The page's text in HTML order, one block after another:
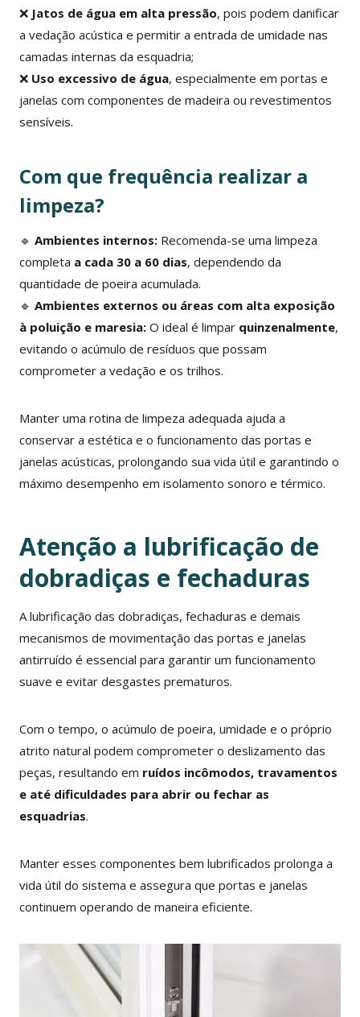
❌ Jatos de água em alta pressão, pois podem danificar
a vedação acústica e permitir a entrada de umidade nas
camadas internas da esquadria;
❌ Uso excessivo de água, especialmente em portas e
janelas com componentes de madeira ou revestimentos
sensíveis.
Com que frequência realizar a
limpeza?
🔹 Ambientes internos: Recomenda-se uma limpeza
completa a cada 30 a 60 dias, dependendo da
quantidade de poeira acumulada.
🔹 Ambientes externos ou áreas com alta exposição
à poluição e maresia: O ideal é limpar quinzenalmente,
evitando o acúmulo de resíduos que possam
comprometer a vedação e os trilhos.
Manter uma rotina de limpeza adequada ajuda a
conservar a estética e o funcionamento das portas e
janelas acústicas, prolongando sua vida útil e garantindo o
máximo desempenho em isolamento sonoro e térmico.
Atenção a lubrificação de
dobradiças e fechaduras
A lubrificação das dobradiças, fechaduras e demais
mecanismos de movimentação das portas e janelas
antirruído é essencial para garantir um funcionamento
suave e evitar desgastes prematuros.
Com o tempo, o acúmulo de poeira, umidade e o próprio
atrito natural podem comprometer o deslizamento das
peças, resultando em ruídos incômodos, travamentos
e até dificuldades para abrir ou fechar as
esquadrias.
Manter esses componentes bem lubrificados prolonga a
vida útil do sistema e assegura que portas e janelas
continuem operando de maneira eficiente.